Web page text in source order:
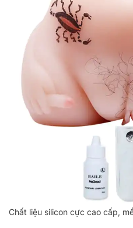
Chất liệu silicon cực cao cấp,